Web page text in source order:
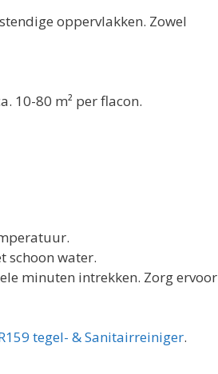
oppervlakken. Zowel
10-80 m² per flacon.
schoon water.
minuten intrekken. Zorg ervoor
tegel- & Sanitairreiniger.